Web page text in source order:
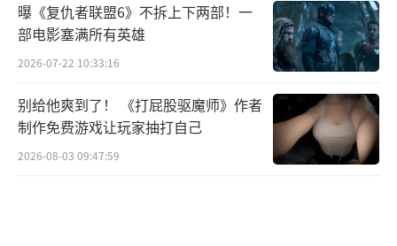
曝《复仇者联盟6》不拆上下两部！一
部电影塞满所有英雄
2026-07-22 10:33:16
别给他爽到了！ 《打屁股驱魔师》作者
制作免费游戏让玩家抽打自己
2026-08-03 09:47:59